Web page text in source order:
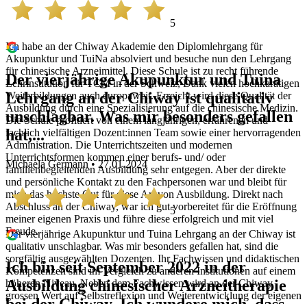
5
Ich habe an der Chiway Akademie den Diplomlehrgang für
Akupunktur und TuiNa absolviert und besuche nun den Lehrgang
für chinesische Arzneimittel. Diese Schule ist zu recht führende
Lehrinstitution für TCM in der Schweiz, Dank vielen hochkarätigen
Weiterbildungen auch europaweit. Erreicht wird diese Qualität der
Ausbildung durch eine Spezialisierung auf die chinesische Medizin.
Die Schule profitiert von einem langjährigen, erfahrenen und
fachlich vielfältigen Dozent:innen Team sowie einer hervorragenden
Administration. Die Unterrichtszeiten und modernen
Unterrichtsformen kommen einer berufs- und/ oder
familienbegleitenden Ausbildung sehr entgegen. Aber der direkte
und persönliche Kontakt zu den Fachpersonen war und bleibt für
mich das höchste Gut für diese Art von Ausbildung. Direkt nach
Abschluss an der Chiway, war ich gut vorbereitet für die Eröffnung
meiner eigenen Praxis und führe diese erfolgreich und mit viel
Freude.
Der vierjährige Akupunktur und Tuina
Lehrgang an der Chiway ist qualitativ
unschlagbar. Was mir besonders gefallen
hat,...
Michaela Germann • 27.01.2024
5
Der vierjährige Akupunktur und Tuina Lehrgang an der Chiway ist
qualitativ unschlagbar. Was mir besonders gefallen hat, sind die
sorgfältig ausgewählten Dozenten. Ihr Fachwissen und didaktischen
Kompetenzen sind im Vergleich zu anderen Institutionen auf einem
höheren Niveau. Neben dem Fachwissen wird an der Chiway
grossen Wert auf Selbstreflexion und Weiterentwicklung der eigenen
Ich bin seit September 2022 in der
Ausbildung chinesischer Arzneitherapie